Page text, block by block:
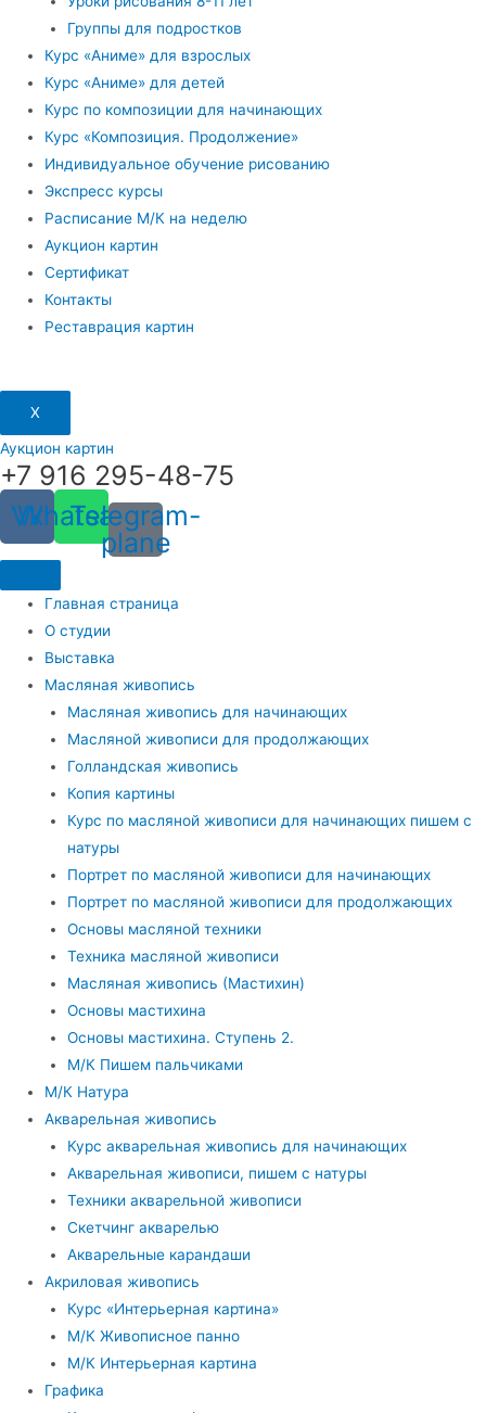
Группы для подростков
Курс «Аниме» для взрослых
Курс «Аниме» для детей
Курс по композиции для начинающих
Курс «Композиция. Продолжение»
Индивидуальное обучение рисованию
Экспресс курсы
Расписание М/К на неделю
Аукцион картин
Сертификат
Контакты
Реставрация картин
X
Аукцион картин
+7 916 295-48-75
Vk
Whatsapp
Telegram-
plane
Главная страница
О студии
Выставка
Масляная живопись
Масляная живопись для начинающих
Масляной живописи для продолжающих
Голландская живопись
Копия картины
Курс по масляной живописи для начинающих пишем с
натуры
Портрет по масляной живописи для начинающих
Портрет по масляной живописи для продолжающих
Основы масляной техники
Техника масляной живописи
Масляная живопись (Мастихин)
Основы мастихина
Основы мастихина. Ступень 2.
М/К Пишем пальчиками
М/К Натура
Акварельная живопись
Курс акварельная живопись для начинающих
Акварельная живописи, пишем с натуры
Техники акварельной живописи
Скетчинг акварелью
Акварельные карандаши
Акриловая живопись
Курс «Интерьерная картина»
М/К Живописное панно
М/К Интерьерная картина
Графика